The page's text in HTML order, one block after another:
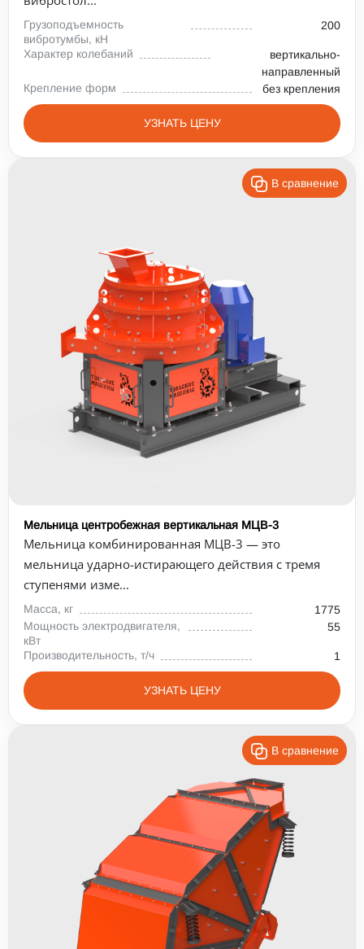
Грузоподъемность
вибротумбы, кН
200
Характер колебаний
вертикально-
направленный
Крепление форм
без крепления
УЗНАТЬ ЦЕНУ
В сравнение
Мельница центробежная вертикальная МЦВ-3
Мельница комбинированная МЦВ-3 — это
мельница ударно-истирающего действия с тремя
ступенями изме...
Масса, кг
1775
Мощность электродвигателя,
кВт
55
Производительность, т/ч 1
УЗНАТЬ ЦЕНУ
В сравнение